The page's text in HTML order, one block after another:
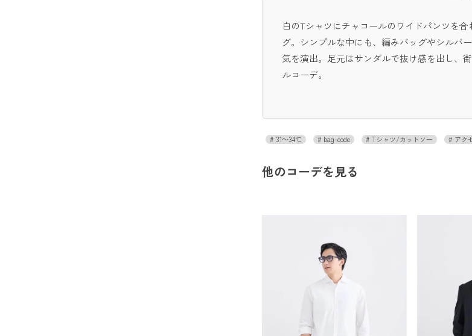
白のTシャツにチャコールのワイドパンツを
グ。シンプルな中にも、編みバッグやシルバ
気を演出。足元はサンダルで抜け感を出し、
ルコーデ。
31～34℃ bag-code Tシャツ/カットソー アク
他のコーデを見る